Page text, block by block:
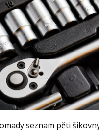
seznam pěti